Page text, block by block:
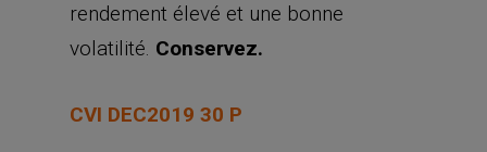
rendement élevé et une bonne
volatilité. Conservez.
CVI DEC2019 30 P